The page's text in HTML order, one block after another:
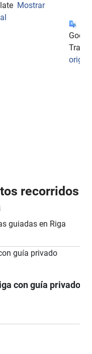
Mostrar
recorridos
guiadas en Riga
con guía privado